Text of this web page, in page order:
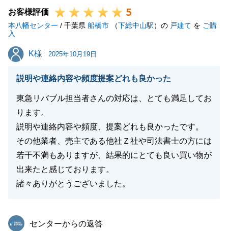
お客様評価 5
本八幡センター / 千葉県 船橋市 （下総中山駅）の 戸建て を ご購
入
K様
K様 2025年10月19日
説明や連絡内容や頻度提案どれも良かった
東急リバブル担当者さんの対応は、とても満足してお
ります。
説明や連絡内容や頻度、提案どれも良かったです。
その他業者、売主である他社Ｚ社や司法書士の方には
若干不満もありますが、結果的にとても良い買い物が
出来たと感じております。
諸々ありがとうございました。
東急リバブル
センターからの返答